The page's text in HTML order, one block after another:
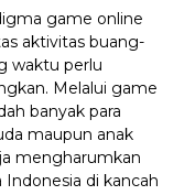
game online
aktivitas buang-
waktu perlu
Melalui game
banyak para
maupun anak
mengharumkan
Indonesia di kancah